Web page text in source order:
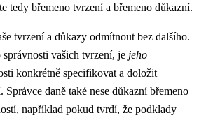
tedy břemeno tvrzení a břemeno důkazní.
tvrzení a důkazy odmítnout bez dalšího.
vašich tvrzení, je jeho
konkrétně specifikovat a doložit
Správce daně také nese důkazní břemeno
například pokud tvrdí, že podklady